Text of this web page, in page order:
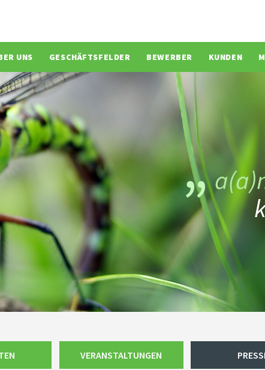
UNS GESCHÄFTSFELDER BEWERBER KUNDEN
VERANSTALTUNGEN